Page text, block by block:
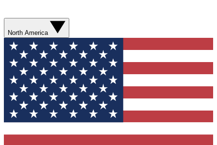
North America